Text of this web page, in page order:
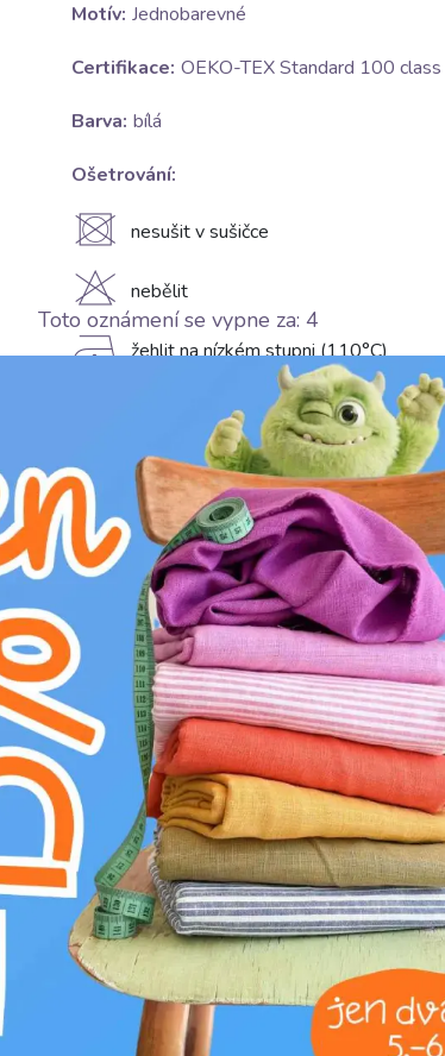
Motív: Jednobarevné
Certifikace: OEKO-TEX Standard 100 class
Barva: bílá
Ošetrování:
U nesušit v sušičce
H nebělit
D žehlit na nízkém stupni (110°C)
profesionální chemické čištění
g prát na 30°C
Objevte naši dvojitou gázovinu/mušelín
100% bavlny (šíře 135 cm, gramáž 125 g/
charakteristická vrásčitá struktura dodává
šetrná i k té nejcitlivější pokožce. Ideální pro
i dospělých letních oděvů (šaty, tuniky,
Využijete ji i na bytové doplňky jako lehké
látka je nenáročná na údržbu a s každým
vašim výtvorům.
NAVRHOVANÉ POUŽITÍ
Látka na šaty
Látka na bryndáček
Látka na přehoz
Toto oznámení se vypne za: 3